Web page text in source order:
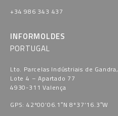
+34 986 343 437
INFORMOLDES
PORTUGAL
Lto. Parcelas Indústriais de Gandra,
Lote 4 – Apartado 77
4930-311 Valença
GPS: 42º00’06.1″N 8º37’16.3″W